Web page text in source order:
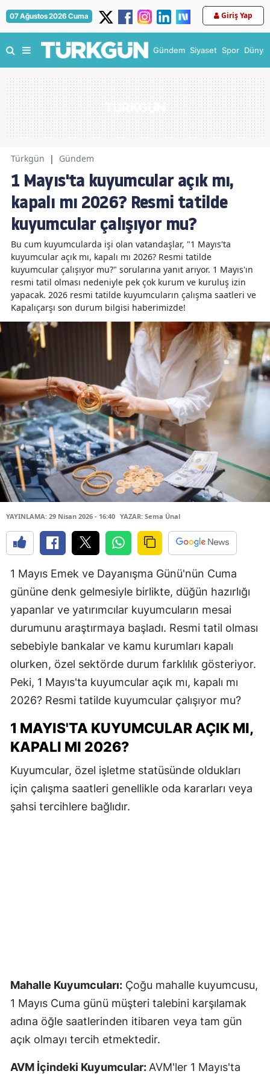
07 Ağustos 2026 Cuma Giriş Yap
Gündem Siyaset Spor Dünya
Türkgün | Gündem
1 Mayıs'ta kuyumcular açık mı,
kapalı mı 2026? Resmi tatilde
kuyumcular çalışıyor mu?
Bu cum kuyumcularda işi olan vatandaşlar, "1 Mayıs'ta
kuyumcular açık mı, kapalı mı 2026? Resmi tatilde
kuyumcular çalışıyor mu?" sorularına yanıt arıyor. 1 Mayıs'ın
resmi tatil olması nedeniyle pek çok kurum ve kuruluş izin
yapacak. 2026 resmi tatilde kuyumcuların çalışma saatleri ve
Kapalıçarşı son durum bilgisi haberimizde!
YAYINLAMA: 29 Nisan 2026 - 16:40 YAZAR: Sema Ünal
1 Mayıs Emek ve Dayanışma Günü'nün Cuma
gününe denk gelmesiyle birlikte, düğün hazırlığı
yapanlar ve yatırımcılar kuyumcuların mesai
durumunu araştırmaya başladı. Resmi tatil olması
sebebiyle bankalar ve kamu kurumları kapalı
olurken, özel sektörde durum farklılık gösteriyor.
Peki, 1 Mayıs'ta kuyumcular açık mı, kapalı mı
2026? Resmi tatilde kuyumcular çalışıyor mu?
1 MAYIS'TA KUYUMCULAR AÇIK MI,
KAPALI MI 2026?
Kuyumcular, özel işletme statüsünde oldukları
için çalışma saatleri genellikle oda kararları veya
şahsi tercihlere bağlıdır.
Mahalle Kuyumcuları: Çoğu mahalle kuyumcusu,
1 Mayıs Cuma günü müşteri talebini karşılamak
adına öğle saatlerinden itibaren veya tam gün
açık olmayı tercih etmektedir.
AVM İçindeki Kuyumcular: AVM'ler 1 Mayıs'ta